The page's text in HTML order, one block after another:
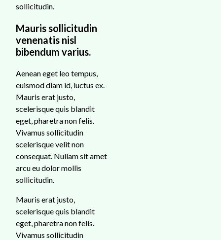
sollicitudin.
Mauris sollicitudin
venenatis nisl
bibendum varius.
Aenean eget leo tempus,
euismod diam id, luctus ex.
Mauris erat justo,
scelerisque quis blandit
eget, pharetra non felis.
Vivamus sollicitudin
scelerisque velit non
consequat. Nullam sit amet
arcu eu dolor mollis
sollicitudin.
Mauris erat justo,
scelerisque quis blandit
eget, pharetra non felis.
Vivamus sollicitudin